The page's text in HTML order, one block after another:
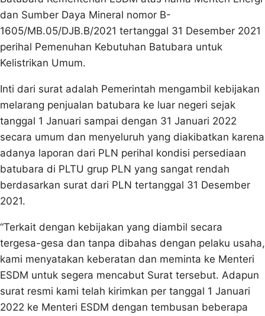
dan Sumber Daya Mineral nomor B-
1605/MB.05/DJB.B/2021 tertanggal 31 Desember 2021
perihal Pemenuhan Kebutuhan Batubara untuk
Kelistrikan Umum.
Inti dari surat adalah Pemerintah mengambil kebijakan
melarang penjualan batubara ke luar negeri sejak
tanggal 1 Januari sampai dengan 31 Januari 2022
secara umum dan menyeluruh yang diakibatkan karena
adanya laporan dari PLN perihal kondisi persediaan
batubara di PLTU grup PLN yang sangat rendah
berdasarkan surat dari PLN tertanggal 31 Desember
2021.
“Terkait dengan kebijakan yang diambil secara
tergesa-gesa dan tanpa dibahas dengan pelaku usaha,
kami menyatakan keberatan dan meminta ke Menteri
ESDM untuk segera mencabut Surat tersebut. Adapun
surat resmi kami telah kirimkan per tanggal 1 Januari
2022 ke Menteri ESDM dengan tembusan beberapa